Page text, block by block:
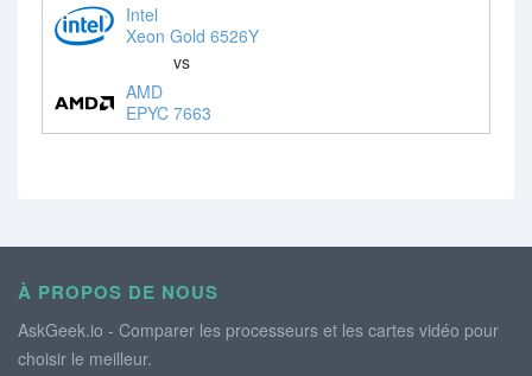
Intel
Xeon Gold 6526Y
vs
AMD
EPYC 7663
À PROPOS DE NOUS
AskGeek.io - Comparer les processeurs et les cartes vidéo pour
choisir le meilleur.